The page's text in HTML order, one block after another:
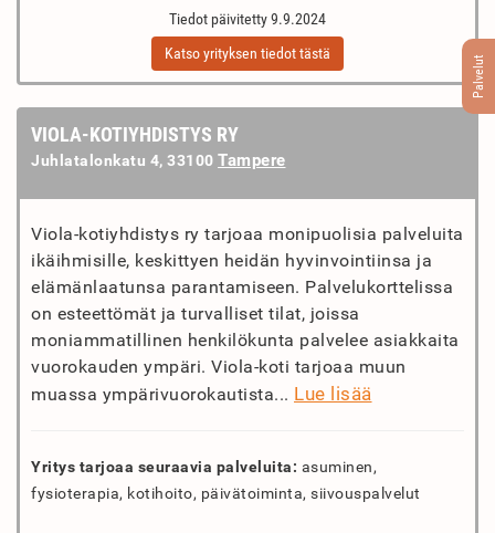
Palvelut
Tiedot päivitetty 9.9.2024
Katso yrityksen tiedot tästä
VIOLA-KOTIYHDISTYS RY
Juhlatalonkatu 4, 33100 Tampere
Viola-kotiyhdistys ry tarjoaa monipuolisia palveluita
ikäihmisille, keskittyen heidän hyvinvointiinsa ja
elämänlaatunsa parantamiseen. Palvelukorttelissa
on esteettömät ja turvalliset tilat, joissa
moniammatillinen henkilökunta palvelee asiakkaita
vuorokauden ympäri. Viola-koti tarjoaa muun
muassa ympärivuorokautista... Lue lisää
Yritys tarjoaa seuraavia palveluita: asuminen,
fysioterapia, kotihoito, päivätoiminta, siivouspalvelut